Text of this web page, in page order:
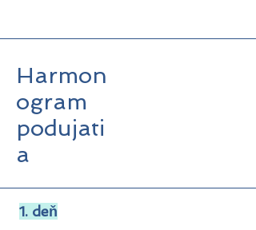
Harmon
ogram
podujati
a
1. deň